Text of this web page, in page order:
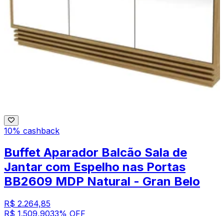
10% cashback
Buffet Aparador Balcão Sala de
Jantar com Espelho nas Portas
BB2609 MDP Natural - Gran Belo
R$ 2.264,85
R$ 1.509,9033% OFF